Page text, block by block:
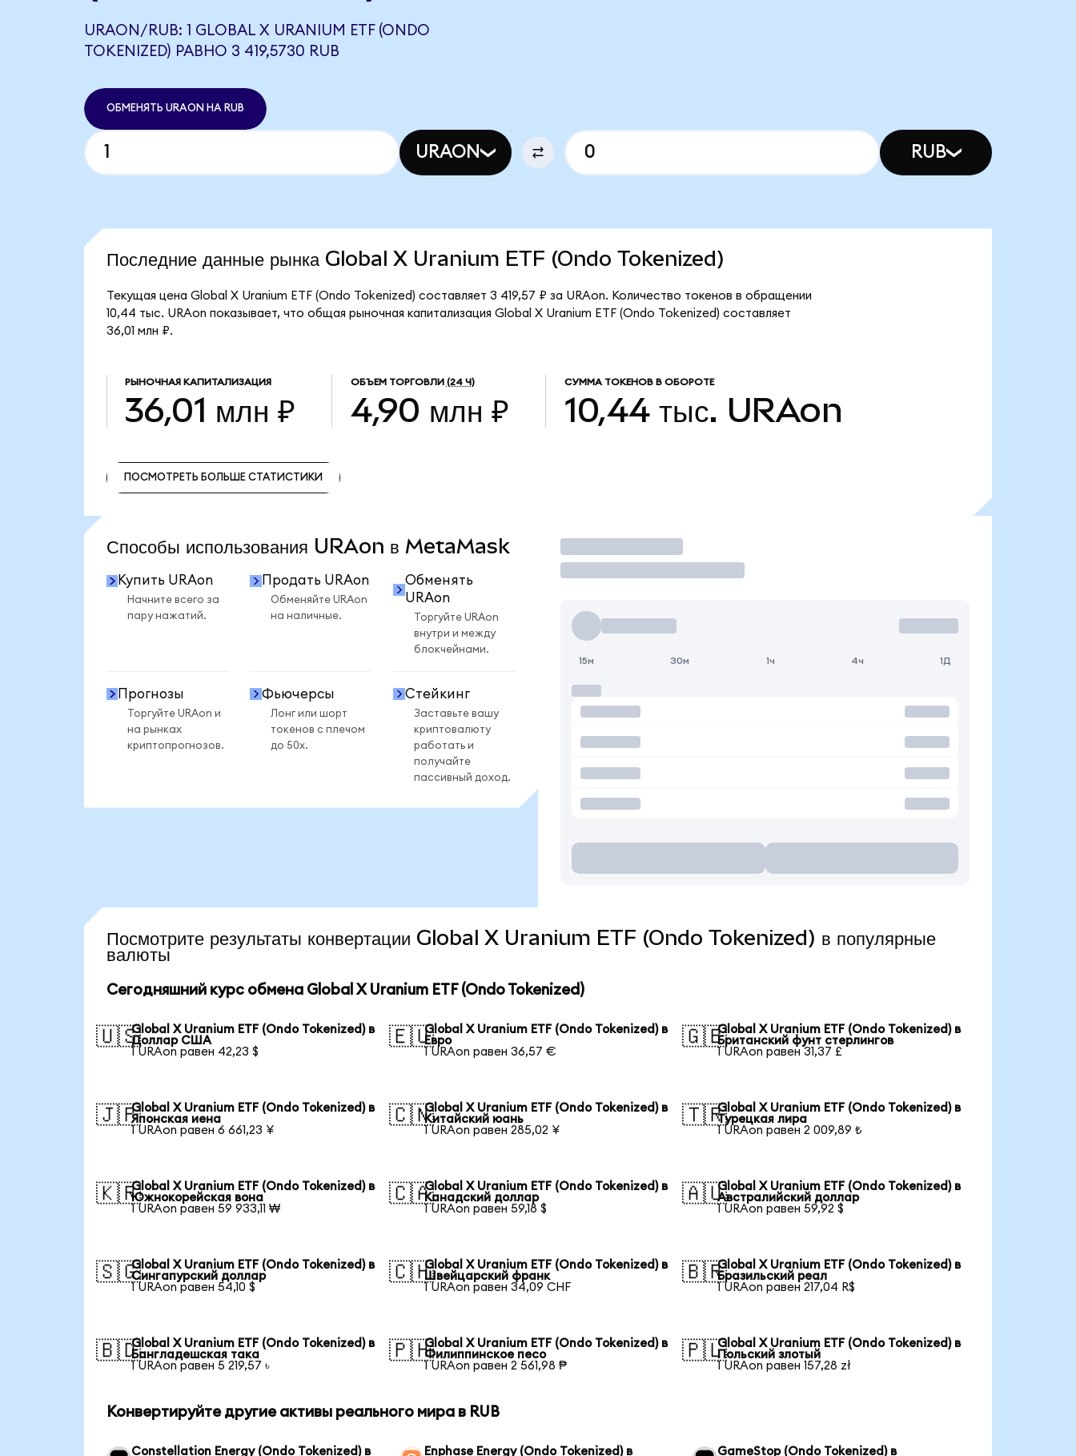
URAON/RUB: 1 GLOBAL X URANIUM ETF (ONDO
TOKENIZED) РАВНО 3 419,5730 RUB
ОБМЕНЯТЬ URAON НА RUB
URAON RUB
Последние данные рынка Global X Uranium ETF (Ondo Tokenized)
Текущая цена Global X Uranium ETF (Ondo Tokenized) составляет 3 419,57 ₽ за URAon. Количество токенов в обращении
10,44 тыс. URAon показывает, что общая рыночная капитализация Global X Uranium ETF (Ondo Tokenized) составляет
36,01 млн ₽.
РЫНОЧНАЯ КАПИТАЛИЗАЦИЯ
36,01 млн ₽
ОБЪЕМ ТОРГОВЛИ (24 Ч)
4,90 млн ₽
СУММА ТОКЕНОВ В ОБОРОТЕ
10,44 тыс. URAon
ПОСМОТРЕТЬ БОЛЬШЕ СТАТИСТИКИ
Способы использования URAon в MetaMask
Купить URAon
Начните всего за
пару нажатий.
Продать URAon
Обменяйте URAon
на наличные.
Обменять
URAon
Торгуйте URAon
внутри и между
блокчейнами.
Прогнозы
Торгуйте URAon и
на рынках
криптопрогнозов.
Фьючерсы
Лонг или шорт
токенов с плечом
до 50x.
Стейкинг
Заставьте вашу
криптовалюту
работать и
получайте
пассивный доход.
Торговать
15м 30м 1ч 4ч 1Д
Посмотрите результаты конвертации Global X Uranium ETF (Ondo Tokenized) в популярные
валюты
Сегодняшний курс обмена Global X Uranium ETF (Ondo Tokenized)
🇺🇸Global X Uranium ETF (Ondo Tokenized) в
Доллар США
1 URAon равен 42,23 $
🇪🇺Global X Uranium ETF (Ondo Tokenized) в
Евро
1 URAon равен 36,57 €
🇬🇧Global X Uranium ETF (Ondo Tokenized) в
Британский фунт стерлингов
1 URAon равен 31,37 £
🇯🇵Global X Uranium ETF (Ondo Tokenized) в
Японская иена
1 URAon равен 6 661,23 ¥
🇨🇳Global X Uranium ETF (Ondo Tokenized) в
Китайский юань
1 URAon равен 285,02 ¥
🇹🇷Global X Uranium ETF (Ondo Tokenized) в
Турецкая лира
1 URAon равен 2 009,89 ₺
🇰🇷Global X Uranium ETF (Ondo Tokenized) в
Южнокорейская вона
1 URAon равен 59 933,11 ₩
🇨🇦Global X Uranium ETF (Ondo Tokenized) в
Канадский доллар
1 URAon равен 59,18 $
🇦🇺Global X Uranium ETF (Ondo Tokenized) в
Австралийский доллар
1 URAon равен 59,92 $
🇸🇬Global X Uranium ETF (Ondo Tokenized) в
Сингапурский доллар
1 URAon равен 54,10 $
🇨🇭Global X Uranium ETF (Ondo Tokenized) в
Швейцарский франк
1 URAon равен 34,09 CHF
🇧🇷Global X Uranium ETF (Ondo Tokenized) в
Бразильский реал
1 URAon равен 217,04 R$
🇧🇩Global X Uranium ETF (Ondo Tokenized) в
Бангладешская така
1 URAon равен 5 219,57 ৳
🇵🇭Global X Uranium ETF (Ondo Tokenized) в
Филиппинское песо
1 URAon равен 2 561,98 ₱
🇵🇱Global X Uranium ETF (Ondo Tokenized) в
Польский злотый
1 URAon равен 157,28 zł
Конвертируйте другие активы реального мира в RUB
Constellation Energy (Ondo Tokenized) в
Enphase Energy (Ondo Tokenized) в
GameStop (Ondo Tokenized) в